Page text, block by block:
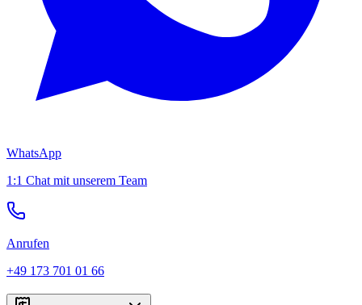
WhatsApp
1:1 Chat mit unserem Team
Anrufen
+49 173 701 01 66